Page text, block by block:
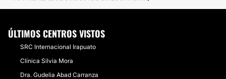
ÚLTIMOS CENTROS VISTOS
SRC Internacional Irapuato
Clínica Silvia Mora
Dra. Gudelia Abad Carranza